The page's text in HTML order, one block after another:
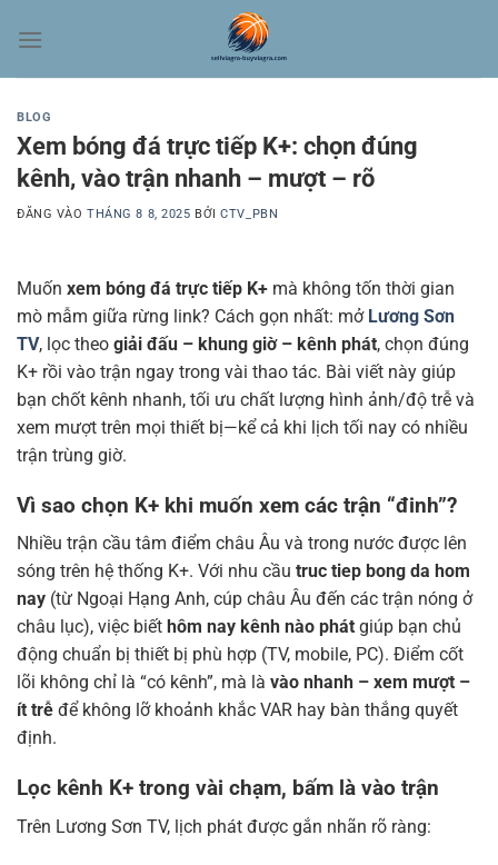
qua
BLOG
Xem bóng đá trực tiếp K+: chọn đúng
kênh, vào trận nhanh – mượt – rõ
ĐĂNG VÀOTHÁNG 8 8, 2025 BỞICTV_PBN
Muốn xem bóng đá trực tiếp K+ mà không tốn thời gian
mò mẫm giữa rừng link? Cách gọn nhất: mở Lương Sơn
TV, lọc theo giải đấu – khung giờ – kênh phát, chọn đúng
K+ rồi vào trận ngay trong vài thao tác. Bài viết này giúp
bạn chốt kênh nhanh, tối ưu chất lượng hình ảnh/độ trễ và
xem mượt trên mọi thiết bị—kể cả khi lịch tối nay có nhiều
trận trùng giờ.
Vì sao chọn K+ khi muốn xem các trận “đinh”?
Nhiều trận cầu tâm điểm châu Âu và trong nước được lên
sóng trên hệ thống K+. Với nhu cầu truc tiep bong da hom
nay (từ Ngoại Hạng Anh, cúp châu Âu đến các trận nóng ở
châu lục), việc biết hôm nay kênh nào phát giúp bạn chủ
động chuẩn bị thiết bị phù hợp (TV, mobile, PC). Điểm cốt
lõi không chỉ là “có kênh”, mà là vào nhanh – xem mượt –
ít trễ để không lỡ khoảnh khắc VAR hay bàn thắng quyết
định.
Lọc kênh K+ trong vài chạm, bấm là vào trận
Trên Lương Sơn TV, lịch phát được gắn nhãn rõ ràng: